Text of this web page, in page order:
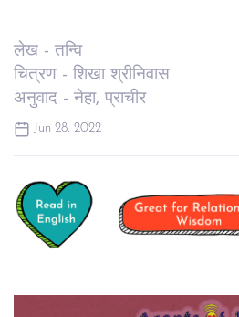
लेख - तन्वि
चित्रण - शिखा श्रीनिवास
अनुवाद - नेहा, प्राचीर
Jun 28, 2022